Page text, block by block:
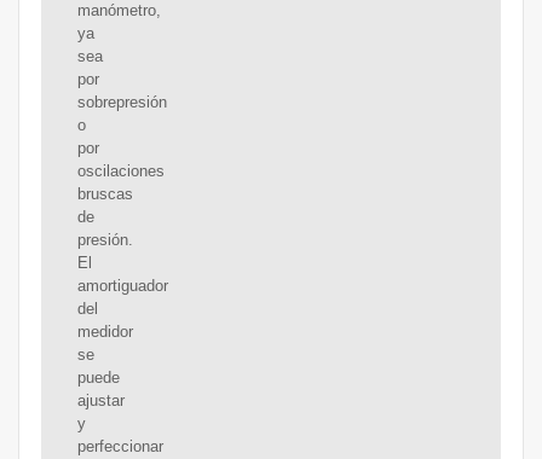
manómetro,
ya
sea
por
sobrepresión
o
por
oscilaciones
bruscas
de
presión.
El
amortiguador
del
medidor
se
puede
ajustar
y
perfeccionar